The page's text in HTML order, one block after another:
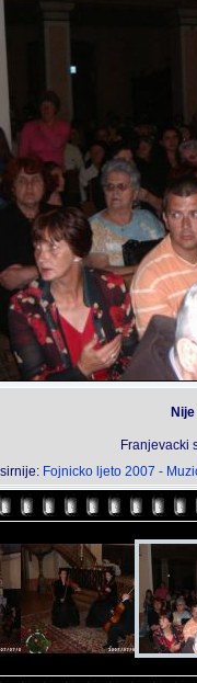
Franjevacki
Fojnicko ljeto 2007 -